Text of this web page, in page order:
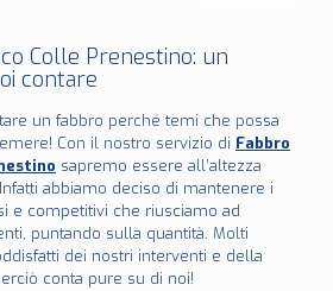
Colle Prenestino: un
contare
un fabbro perché temi che possa
Con il nostro servizio di Fabbro
sapremo essere all’altezza
abbiamo deciso di mantenere i
e competitivi che riusciamo ad
puntando sulla quantità. Molti
dei nostri interventi e della
conta pure su di noi!